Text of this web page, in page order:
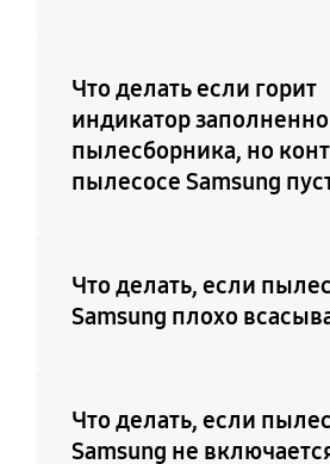
Что делать если горит
индикатор
пылесборника, но
пылесосе Samsung
Что делать, если
Samsung плохо
Что делать, если
Samsung не